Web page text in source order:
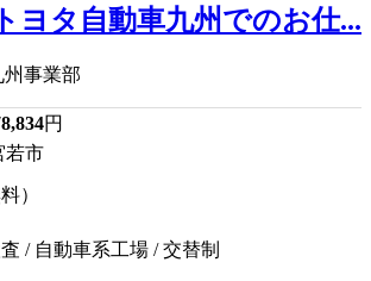
ヨタ自動車九州でのお仕...
事業部
円
若市
）
/ 自動車系工場 / 交替制